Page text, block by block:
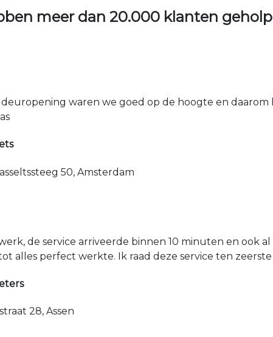
meer dan 20.000 klanten
deuropening waren we goed op de hoogte en
50, Amsterdam
de service arriveerde binnen 10 minuten en ook
alles perfect werkte. Ik raad deze service ten zeerste
28, Assen